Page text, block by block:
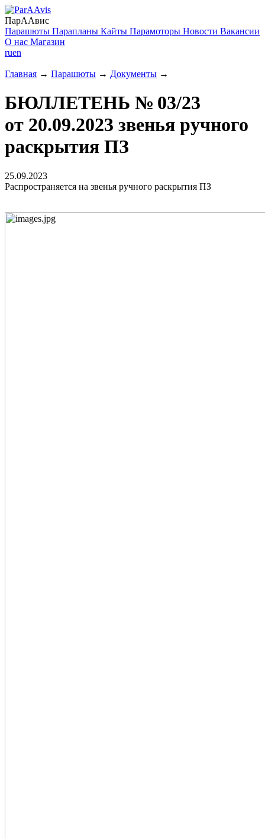
ПарААвис
Парашюты Парапланы Кайты Парамоторы Новости Вакансии
О нас Магазин
ruen
Главная → Парашюты → Документы →
БЮЛЛЕТЕНЬ № 03/23
от 20.09.2023 звенья ручного
раскрытия ПЗ
25.09.2023
Распространяется на звенья ручного раскрытия ПЗ